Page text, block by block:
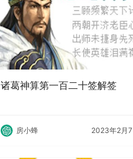
诸葛神算第一百二十签解签
房小蜂 2023年2月